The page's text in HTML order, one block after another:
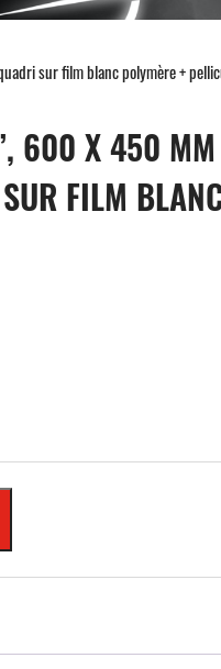
sur film blanc polymère +
600 X 450
FILM